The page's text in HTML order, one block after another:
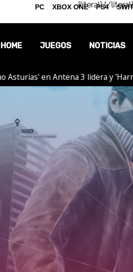
{literal}{/literal}
HOME JUEGOS NOTICIAS
OPINIÓN
REPORTAJES
Asturias' en Antena 3 lidera y
PC XBOX ONE PS4